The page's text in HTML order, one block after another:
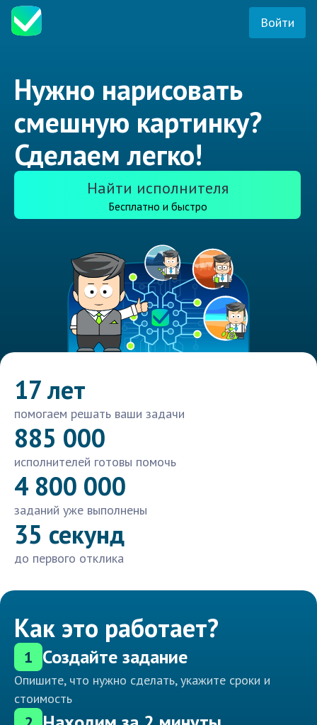
Войти
Нужно нарисовать
смешную картинку?
Сделаем легко!
Найти исполнителя
Бесплатно и быстро
17 лет
помогаем решать ваши задачи
885 000
исполнителей готовы помочь
4 800 000
заданий уже выполнены
35 секунд
до первого отклика
Как это работает?
1 Создайте задание
Опишите, что нужно сделать, укажите сроки и
стоимость